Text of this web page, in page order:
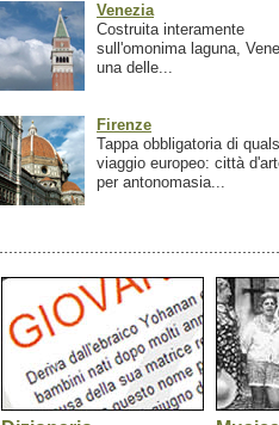
Venezia
Costruita interamente
sull'omonima laguna,
una delle...
Firenze
Tappa obbligatoria di
viaggio europeo: città
per antonomasia...